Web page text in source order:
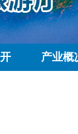
产业概